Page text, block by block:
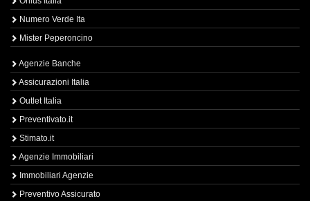
Numero Verde Ita
Mister Peperoncino
Agenzie Banche
Assicurazioni Italia
Outlet Italia
Preventivato.it
Stimato.it
Agenzie Immobiliari
Immobiliari Agenzie
Preventivo Assicurato